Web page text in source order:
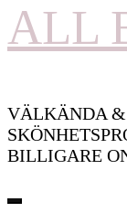
ALL
VÄLKÄNDA &
BILLIGARE